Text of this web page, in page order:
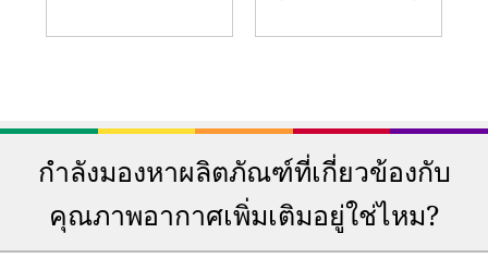
กำลังมองหาผลิตภัณฑ์ที่เกี่ยวข้องกับ
คุณภาพอากาศเพิ่มเติมอยู่ใช่ไหม?